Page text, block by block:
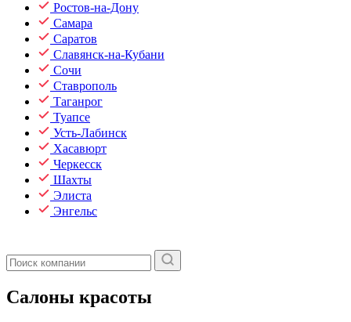
Ростов-на-Дону
Самара
Саратов
Славянск-на-Кубани
Сочи
Ставрополь
Таганрог
Туапсе
Усть-Лабинск
Хасавюрт
Черкесск
Шахты
Элиста
Энгельс
Салоны красоты